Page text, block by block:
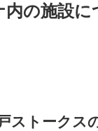
内の施設に
ストークス